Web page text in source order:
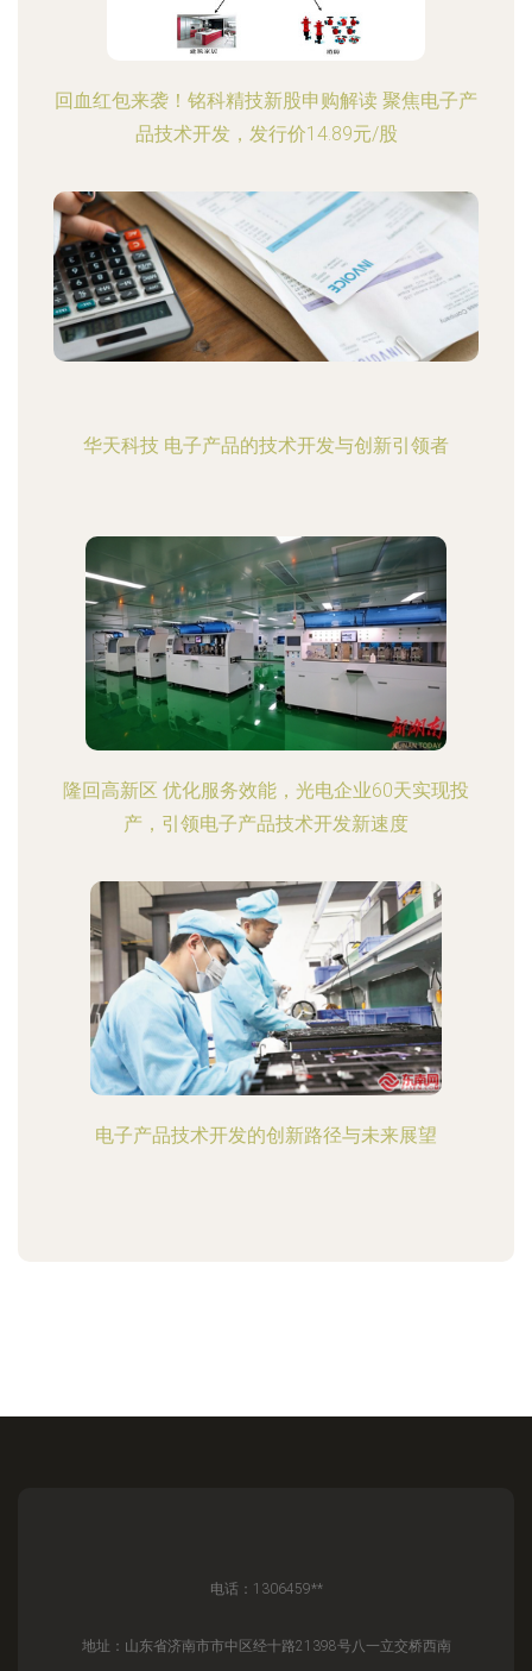
回血红包来袭！铭科精技新股申购解读 聚焦电子产
品技术开发，发行价14.89元/股
华天科技 电子产品的技术开发与创新引领者
隆回高新区 优化服务效能，光电企业60天实现投
产，引领电子产品技术开发新速度
电子产品技术开发的创新路径与未来展望
电话：1306459**
地址：山东省济南市市中区经十路21398号八一立交桥西南